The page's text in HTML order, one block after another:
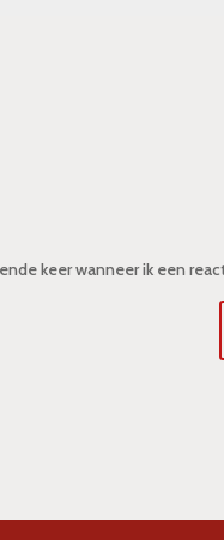
keer wanneer ik een